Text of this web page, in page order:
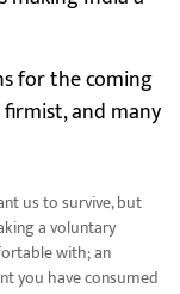
for the coming
and many
us to survive, but
a voluntary
with; an
you have consumed